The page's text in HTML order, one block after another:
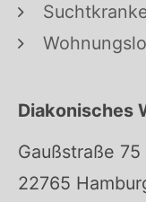
Diakonisches
Gaußstraße 75
22765